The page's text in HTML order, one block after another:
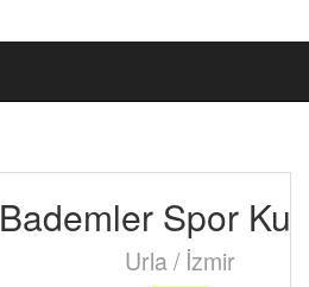
Bademler Spor
Urla / İzmir